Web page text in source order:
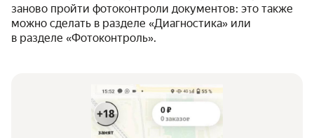
заново пройти фотоконтроли документов: это также
можно сделать в разделе «Диагностика» или
в разделе «Фотоконтроль».